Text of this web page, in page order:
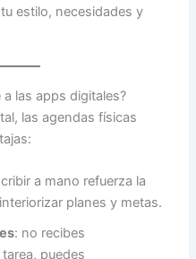
estilo, necesidades y
a las apps digitales?
las agendas físicas
a mano refuerza la
planes y metas.
: no recibes
puedes